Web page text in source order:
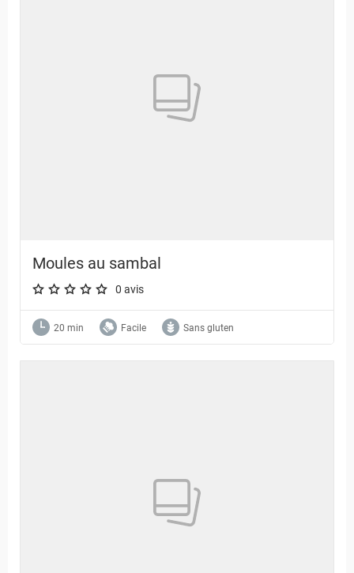
Moules au sambal
A star rating of 0 out of 5.
0 avis
20 min Facile Sans gluten